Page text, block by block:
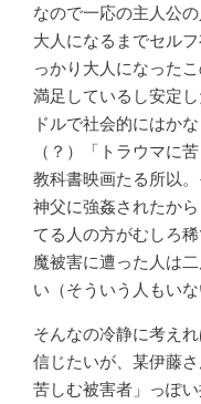
なので一応の主人公
大人になるまでセル
っかり大人になった
満足しているし安定
ドルで社会的にはか
（？）「トラウマに
教科書映画たる所以
神父に強姦されたか
てる人の方がむしろ
魔被害に遭った人は
い（そういう人もいな
そんなの冷静に考え
信じたいが、某伊藤
苦しむ被害者」っぽ